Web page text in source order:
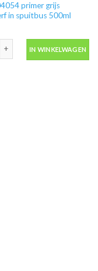
primer grijs
in spuitbus 500ml
IN WINKELWAGEN